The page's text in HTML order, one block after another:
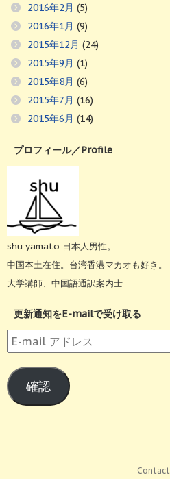
2016年2月 (5)
2016年1月 (9)
2015年12月 (24)
2015年9月 (1)
2015年8月 (6)
2015年7月 (16)
2015年6月 (14)
プロフィール／Profile
shu yamato 日本人男性。
中国本土在住。台湾香港マカオも好き。
大学講師、中国語通訳案内士
更新通知をE-mailで受け取る
E-
mail
ア
ド
レ
確認
Contact